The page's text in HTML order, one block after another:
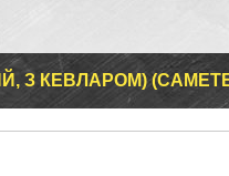
З КЕВЛАРОМ)